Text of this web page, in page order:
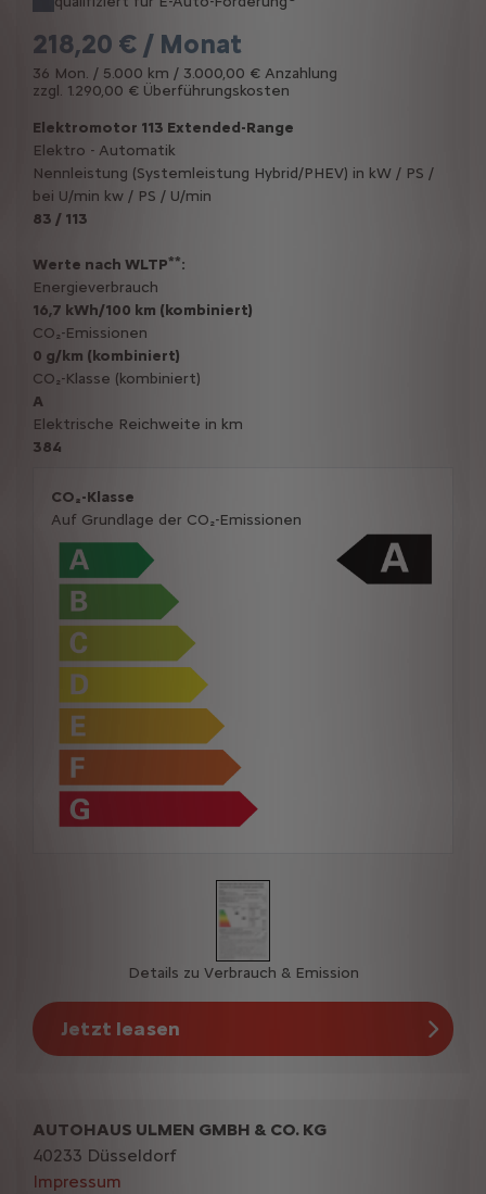
218,20 € / Monat
36 Mon. / 5.000 km / 3.000,00 € Anzahlung
zzgl. 1.290,00 € Überführungskosten
Elektromotor 113 Extended-Range
Elektro - Automatik
Nennleistung (Systemleistung Hybrid/PHEV) in kW / PS /
bei U/min kw / PS / U/min
83 / 113
Werte nach WLTP**:
Energieverbrauch
16,7 kWh/100 km (kombiniert)
CO₂-Emissionen
0 g/km (kombiniert)
CO₂-Klasse (kombiniert)
A
Elektrische Reichweite in km
384
CO₂-Klasse
Auf Grundlage der CO₂-Emissionen
Details zu Verbrauch & Emission
Jetzt leasen
AUTOHAUS ULMEN GMBH & CO. KG
40233 Düsseldorf
Impressum